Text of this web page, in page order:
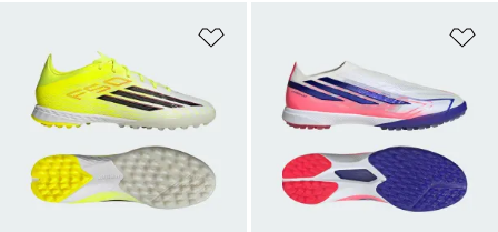
Προσθήκη στη Λίστα Επιθυμιών